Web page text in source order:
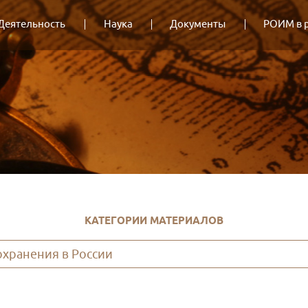
Наука Документы РОИМ в
КАТЕГОРИИ МАТЕРИАЛОВ
в России